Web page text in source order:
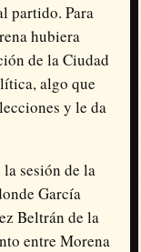
partido. Para
hubiera
de la Ciudad
algo que
y le da
sesión de la
García
Beltrán de la
entre Morena